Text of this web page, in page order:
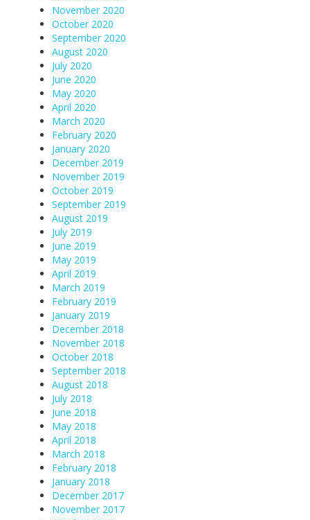
November 2020
October 2020
September 2020
August 2020
July 2020
June 2020
May 2020
April 2020
March 2020
February 2020
January 2020
December 2019
November 2019
October 2019
September 2019
August 2019
July 2019
June 2019
May 2019
April 2019
March 2019
February 2019
January 2019
December 2018
November 2018
October 2018
September 2018
August 2018
July 2018
June 2018
May 2018
April 2018
March 2018
February 2018
January 2018
December 2017
November 2017